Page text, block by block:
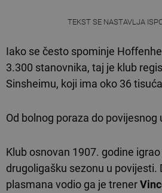
TEKST SE NASTAVLJA
Iako se često spominje
3.300 stanovnika, taj je klub
Sinsheimu, koji ima oko 36
Od bolnog poraza do povijesnog
Klub osnovan 1907. godine
drugoligašku sezonu u povijesti.
plasmana vodio ga je trener